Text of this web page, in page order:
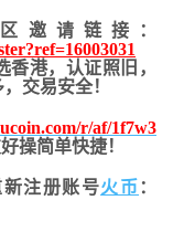
邀请链接：
香港，认证照旧，
交易安全！
r/af/1f7w3
操简单快捷！
注册账号火币 ：